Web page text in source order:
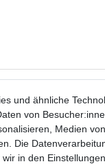
von
und ähnliche
von
Medien
Die
in den